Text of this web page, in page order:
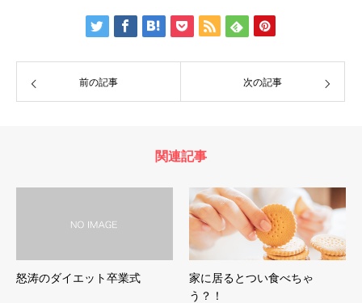
前の記事 次の記事
関連記事
怒涛のダイエット卒業式
家に居るとつい食べちゃ
う？！